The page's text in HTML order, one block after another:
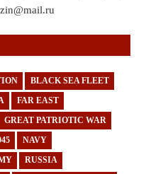
BLACK SEA FLEET
FAR EAST
GREAT PATRIOTIC WAR
NAVY
RUSSIA